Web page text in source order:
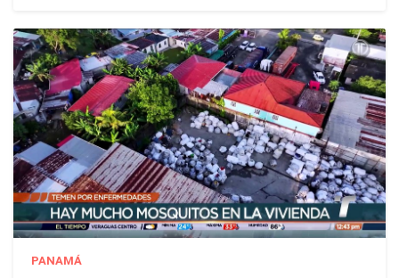
PANAMÁ